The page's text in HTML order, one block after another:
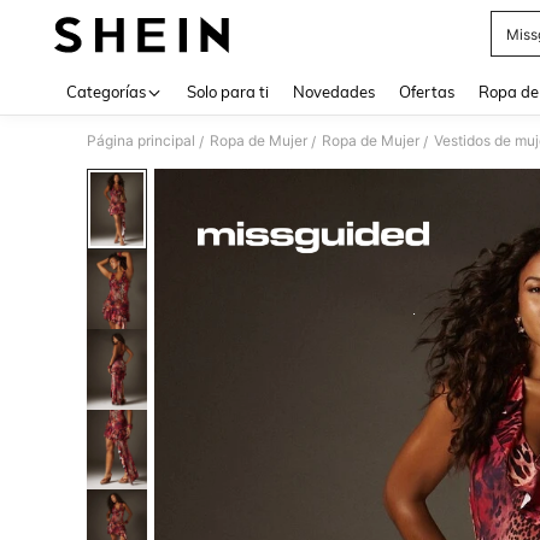
Categorías Solo para ti Novedades Ofertas Ropa
Página principal / Ropa de Mujer / Ropa de Mujer / Vestidos de